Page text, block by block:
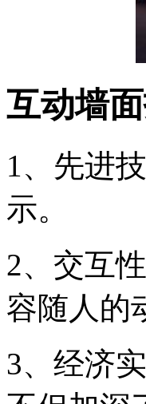
互动墙
1、先进
示。
2、交互
容随人的
3、经济